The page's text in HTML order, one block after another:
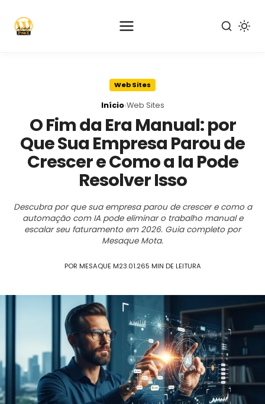
principal
Web Sites
Início›Web Sites
O Fim da Era Manual: por
Que Sua Empresa Parou de
Crescer e Como a Ia Pode
Resolver Isso
Descubra por que sua empresa parou de crescer e como a
automação com IA pode eliminar o trabalho manual e
escalar seu faturamento em 2026. Guia completo por
Mesaque Mota.
POR MESAQUE M23.01.265 MIN DE LEITURA